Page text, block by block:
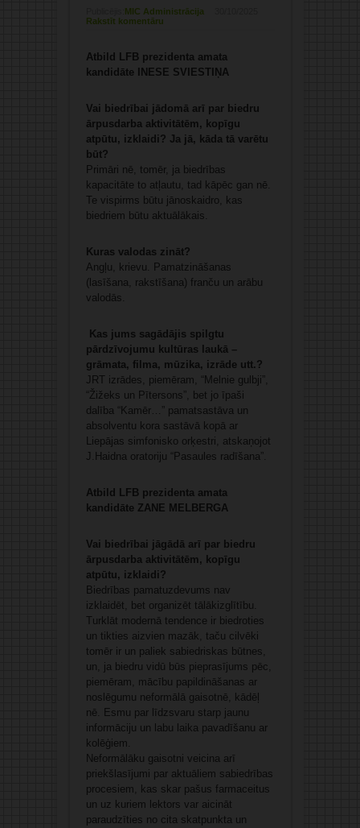
MIC Administrācija
Rakstīt komentāru
Atbild LFB prezidenta amata
kandidāte INESE SVIESTIŅA
Vai biedrībai jādomā arī par biedru
ārpusdarba aktivitātēm, kopīgu
atpūtu, izklaidi? Ja jā, kāda tā varētu
būt?
Primāri nē, tomēr, ja biedrības
kapacitāte to atļautu, tad kāpēc gan nē.
Te vispirms būtu jānoskaidro, kas
biedriem būtu aktuālākais.
Kuras valodas zināt?
Angļu, krievu. Pamatzināšanas
(lasīšana, rakstīšana) franču un arābu
valodās.
Kas jums sagādājis spilgtu
pārdzīvojumu kultūras laukā –
grāmata, filma, mūzika, izrāde utt.?
JRT izrādes, piemēram, “Melnie gulbji”,
“Žižeks un Pītersons”, bet jo īpaši
dalība “Kamēr…” pamatsastāva un
absolventu kora sastāvā kopā ar
Liepājas simfonisko orķestri, atskaņojot
J.Haidna oratoriju “Pasaules radīšana”.
Atbild LFB prezidenta amata
kandidāte ZANE MELBERGA
Vai biedrībai jāgādā arī par biedru
ārpusdarba aktivitātēm, kopīgu
atpūtu, izklaidi?
Biedrības pamatuzdevums nav
izklaidēt, bet organizēt tālākizglītību.
Turklāt modernā tendence ir biedroties
un tikties aizvien mazāk, taču cilvēki
tomēr ir un paliek sabiedriskas būtnes,
un, ja biedru vidū būs pieprasījums pēc,
piemēram, mācību papildināšanas ar
noslēgumu neformālā gaisotnē, kādēļ
nē. Esmu par līdzsvaru starp jaunu
informāciju un labu laika pavadīšanu ar
kolēģiem.
Neformālāku gaisotni veicina arī
priekšlasījumi par aktuāliem sabiedrības
procesiem, kas skar pašus farmaceitus
un uz kuriem lektors var aicināt
paraudzīties no cita skatpunkta un